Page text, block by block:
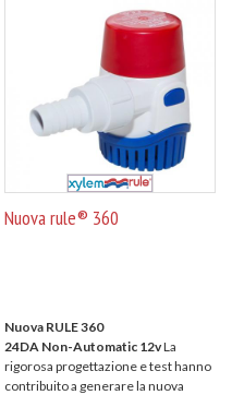
Nuova rule® 360
Nuova RULE 360
24DA Non-Automatic 12vLa
rigorosa progettazione e test hanno
contribuito a generare la nuova